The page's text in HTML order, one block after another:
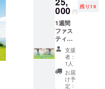
予めご
了承く
ださ
い。
をさせ
ていた
す。 ①
ファス
ティン
グ開始
前に30
分程の
対面又
はリ
個別で
ご連絡
させて
いただ
きま
す。 ※
有効期
限は
2023年
2月28日
までに
通常価
格
23,500
→21,00
0円で受
けれ、
2,500円
お得に
なりま
す。 ※
初回ご
000 円
残り19
1週間
ファス
ティン
グプロ
グラム
体験＋
酵素ド
リンク
酵素ド
支援
者：
1人
お届
け予
定：